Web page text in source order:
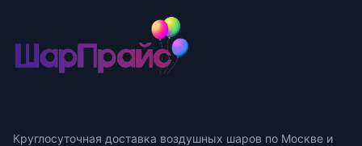
Круглосуточная доставка воздушных шаров по Москве и